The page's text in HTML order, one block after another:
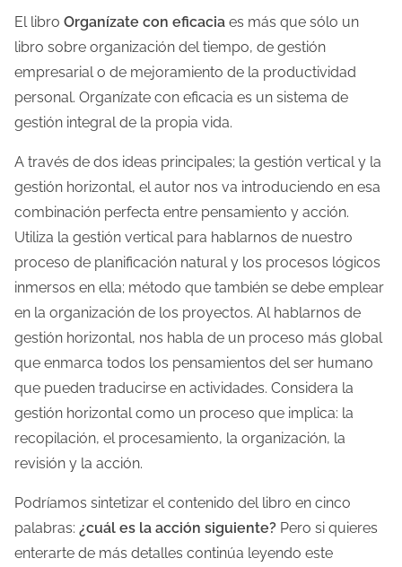
t
u
r
a
d
l
a
e
n
t
r
a
d
a
El libro Organízate con eficacia es más que sólo un
libro sobre organización del tiempo, de gestión
empresarial o de mejoramiento de la productividad
personal. Organízate con eficacia es un sistema de
gestión integral de la propia vida.
A través de dos ideas principales; la gestión vertical y la
gestión horizontal, el autor nos va introduciendo en esa
combinación perfecta entre pensamiento y acción.
Utiliza la gestión vertical para hablarnos de nuestro
proceso de planificación natural y los procesos lógicos
inmersos en ella; método que también se debe emplear
en la organización de los proyectos. Al hablarnos de
gestión horizontal, nos habla de un proceso más global
que enmarca todos los pensamientos del ser humano
que pueden traducirse en actividades. Considera la
gestión horizontal como un proceso que implica: la
recopilación, el procesamiento, la organización, la
revisión y la acción.
Podríamos sintetizar el contenido del libro en cinco
palabras: ¿cuál es la acción siguiente? Pero si quieres
enterarte de más detalles continúa leyendo este